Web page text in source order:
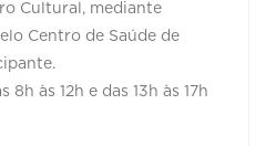
Cultural, mediante
Centro de Saúde de
8h às 12h e das 13h às 17h